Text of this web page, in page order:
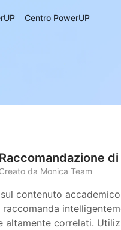
Centro PowerUP
Creato da Monica Team
contenuto
raccomanda
altamente correlati.